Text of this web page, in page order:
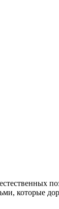
которые